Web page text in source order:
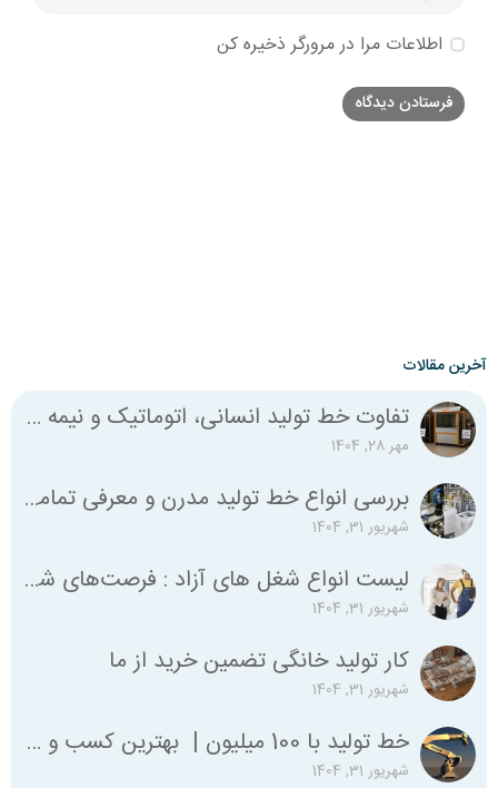
اطلاعات مرا در مرورگر ذخیره کن
آخرین مقالات
تفاوت خط تولید انسانی، اتوماتیک و نیمه اتوماتیک چیست؟
مهر 28, 1404
بررسی انواع خط تولید مدرن و معرفی تمامی استانداردهای لازم
شهریور 31, 1404
لیست انواع شغل‌ های آزاد : فرصت‌های شغلی متنوع برای همه
شهریور 31, 1404
کار تولید خانگی تضمین خرید از ما
شهریور 31, 1404
خط تولید با 100 میلیون | بهترین کسب و کار با صد میلیون
شهریور 31, 1404